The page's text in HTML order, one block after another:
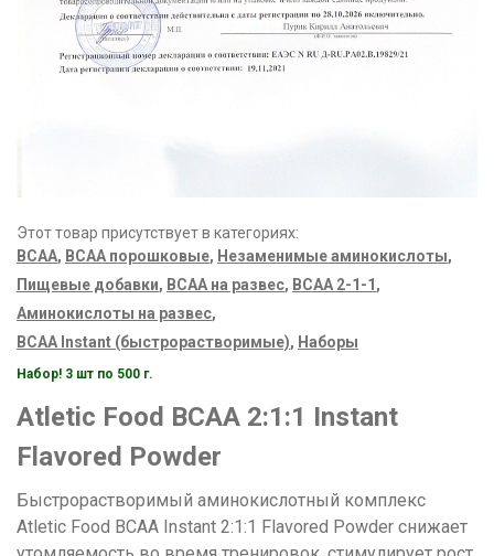
Этот товар присутствует в категориях:
ВСАА, BCAA порошковые, Незаменимые аминокислоты,
Пищевые добавки, ВСАА на развес, BCAA 2-1-1 ,
Аминокислоты на развес,
BCAA Instant (быстрорастворимые), Наборы
Набор! 3 шт по 500 г.
Atletic Food BCAA 2:1:1 Instant
Flavored Powder
Быстрорастворимый аминокислотный комплекс
Atletic Food BCAA Instant 2:1:1 Flavored Powder снижает